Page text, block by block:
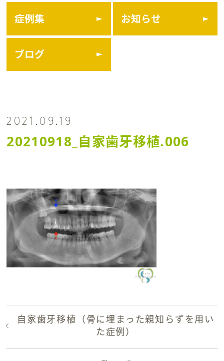
症例集 お知らせ
ブログ
2021.09.19
20210918_自家歯牙移植.006
自家歯牙移植（骨に埋まった親知らずを用い
た症例）